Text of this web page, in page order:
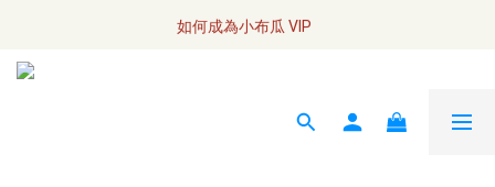
全網訂單將於7/4 開始配送
如何成為小布瓜 VIP